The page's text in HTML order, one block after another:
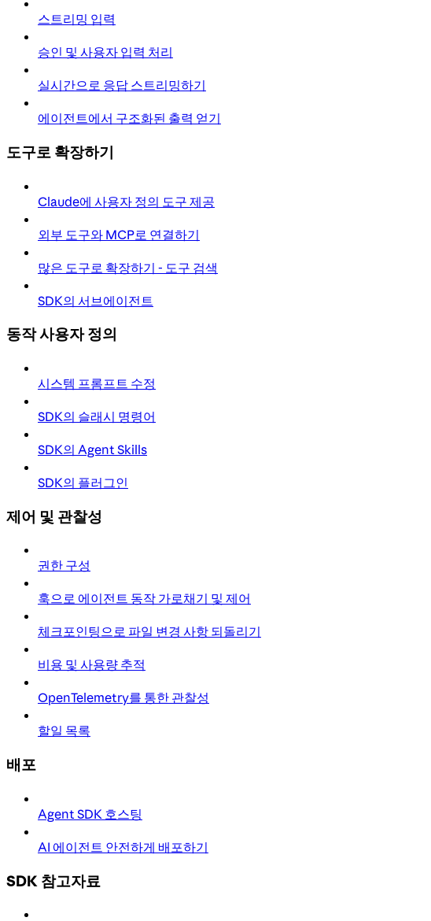
스트리밍 입력
승인 및 사용자 입력 처리
실시간으로 응답 스트리밍하기
에이전트에서 구조화된 출력 얻기
도구로 확장하기
Claude에 사용자 정의 도구 제공
외부 도구와 MCP로 연결하기
많은 도구로 확장하기 - 도구 검색
SDK의 서브에이전트
동작 사용자 정의
시스템 프롬프트 수정
SDK의 슬래시 명령어
SDK의 Agent Skills
SDK의 플러그인
제어 및 관찰성
권한 구성
훅으로 에이전트 동작 가로채기 및 제어
체크포인팅으로 파일 변경 사항 되돌리기
비용 및 사용량 추적
OpenTelemetry를 통한 관찰성
할일 목록
배포
Agent SDK 호스팅
AI 에이전트 안전하게 배포하기
SDK 참고자료